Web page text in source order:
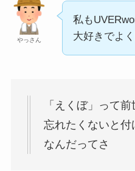
やっさん
私も
大好きでよ
「えくぼ」って
忘れたくないと付
なんだってさ